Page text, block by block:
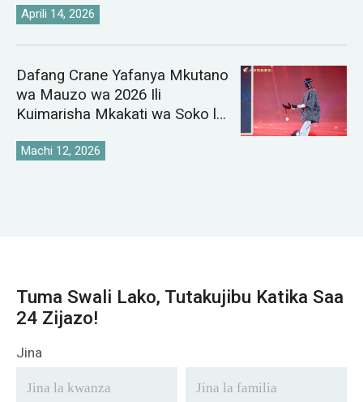
Aprili 14, 2026
Dafang Crane Yafanya Mkutano
wa Mauzo wa 2026 Ili
Kuimarisha Mkakati wa Soko la
Machi 12, 2026
Tuma Swali Lako, Tutakujibu Katika Saa
24 Zijazo!
Jina